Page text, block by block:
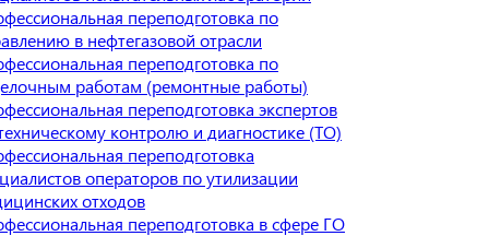
переподготовка по
в нефтегазовой отрасли
переподготовка по
работам (ремонтные работы)
переподготовка экспертов
контролю и диагностике (ТО)
переподготовка
операторов по утилизации
отходов
переподготовка в сфере ГО